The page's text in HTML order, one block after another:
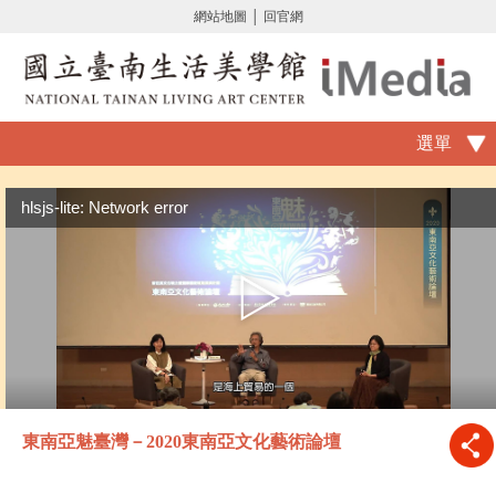
網站地圖 回官網
選單
hlsjs-lite: Network error
東南亞魅臺灣－2020東南亞文化藝術論壇